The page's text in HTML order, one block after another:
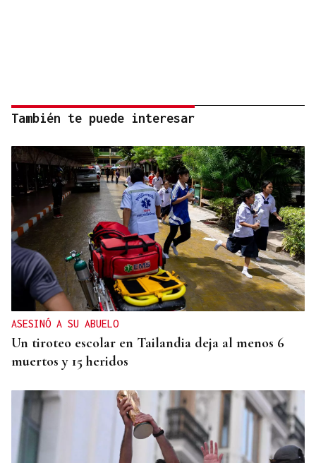
También te puede interesar
ASESINÓ A SU ABUELO
Un tiroteo escolar en Tailandia deja al menos 6
muertos y 15 heridos